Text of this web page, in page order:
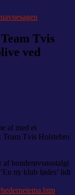
navnesagen
Tvis
ved
af med et
Tvis Holstebro
af bonderøvsnostalgi
ny klub fødes’ lidt
.